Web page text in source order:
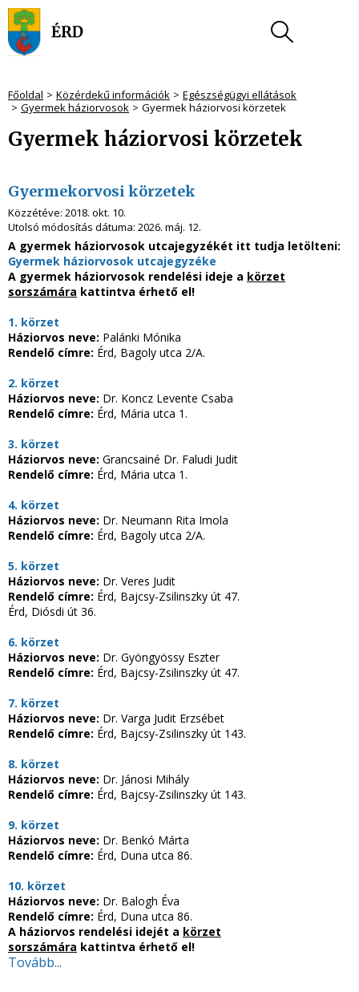
Főoldal Közérdekű információk
Egészségügyi ellátások
Gyermek háziorvosok
Gyermek háziorvosi körzetek
Gyermek háziorvosi körzetek
Gyermekorvosi körzetek
Közzétéve: 2018. okt. 10.
Utolsó módosítás dátuma: 2026. máj. 12.
A gyermek háziorvosok utcajegyzékét itt tudja letölteni:
Gyermek háziorvosok utcajegyzéke
A gyermek háziorvosok rendelési ideje a körzet
sorszámára kattintva érhető el!
1. körzet
Háziorvos neve: Palánki Mónika
Rendelő címre: Érd, Bagoly utca 2/A.
2. körzet
Háziorvos neve: Dr. Koncz Levente Csaba
Rendelő címre: Érd, Mária utca 1.
3. körzet
Háziorvos neve: Grancsainé Dr. Faludi Judit
Rendelő címre: Érd, Mária utca 1.
4. körzet
Háziorvos neve: Dr. Neumann Rita Imola
Rendelő címre: Érd, Bagoly utca 2/A.
5. körzet
Háziorvos neve: Dr. Veres Judit
Rendelő címre: Érd, Bajcsy-Zsilinszky út 47.
Érd, Diósdi út 36.
6. körzet
Háziorvos neve: Dr. Gyöngyössy Eszter
Rendelő címre: Érd, Bajcsy-Zsilinszky út 47.
7. körzet
Háziorvos neve: Dr. Varga Judit Erzsébet
Rendelő címre: Érd, Bajcsy-Zsilinszky út 143.
8. körzet
Háziorvos neve: Dr. Jánosi Mihály
Rendelő címre: Érd, Bajcsy-Zsilinszky út 143.
9. körzet
Háziorvos neve: Dr. Benkó Márta
Rendelő címre: Érd, Duna utca 86.
10. körzet
Háziorvos neve: Dr. Balogh Éva
Rendelő címre: Érd, Duna utca 86.
A háziorvos rendelési idejét a körzet
sorszámára kattintva érhető el!
Tovább...